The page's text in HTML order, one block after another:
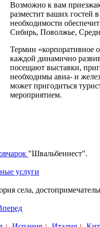
Возможно к вам
разместит ваших гостей
необходимости
Сибирь, Поволжье,
Термин «корпоративное
каждой динамично
посещают выставки,
необходимы авиа- и
может пригодиться
мероприятием.
"Швальбеннест".
услуги
села,